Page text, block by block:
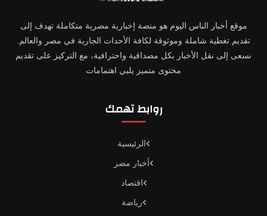
موقع أخبار الناس اليوم هو منصة إخبارية مصرية متكاملة تهدف إلى
تقديم تغطية شاملة وموثوقة لكافة الأحداث الجارية في مصر والعالم.
نسعى إلى نقل الأخبار بكل مصداقية واحترافية، مع التركيز على تقديم
محتوى متميز يلبي اهتمامات
روابط تهمك
الرئيسية
أخبار مصر
اقتصاد
رياضة